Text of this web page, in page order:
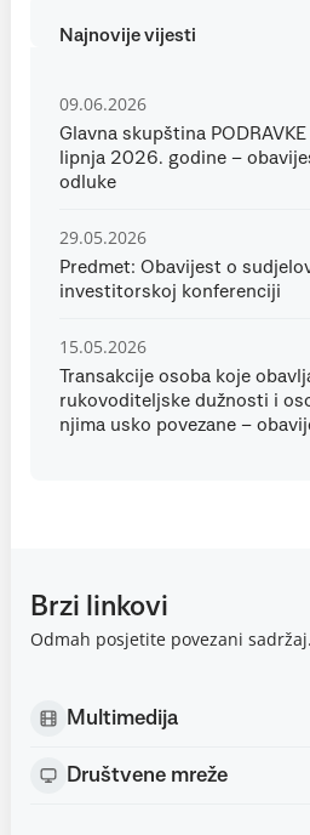
Najnovije vijesti
09.06.2026
Glavna skupština
lipnja 2026. godine –
odluke
29.05.2026
Predmet: Obavijest o
investitorskoj konferenciji
15.05.2026
Transakcije osoba koje
rukovoditeljske dužnosti i
njima usko povezane –
Brzi linkovi
Odmah posjetite povezani sadržaj.
Multimedija
Društvene mreže